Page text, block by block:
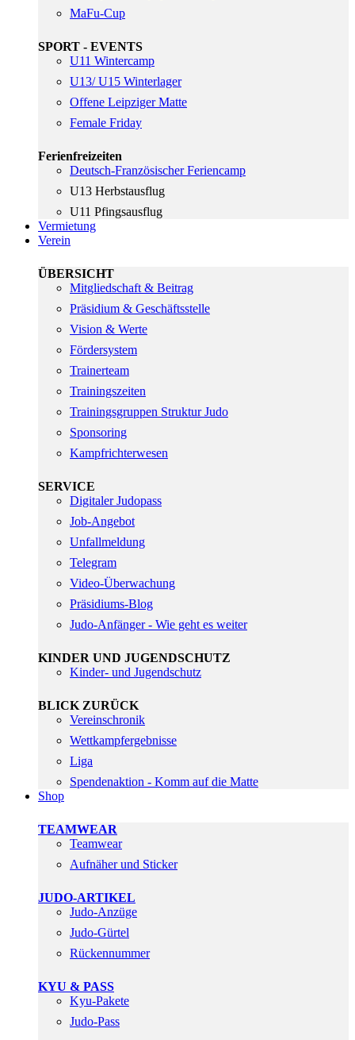
MaFu-Cup
SPORT - EVENTS
U11 Wintercamp
U13/ U15 Winterlager
Offene Leipziger Matte
Female Friday
Ferienfreizeiten
Deutsch-Französischer Feriencamp
U13 Herbstausflug
U11 Pfingsausflug
Vermietung
Verein
ÜBERSICHT
Mitgliedschaft & Beitrag
Präsidium & Geschäftsstelle
Vision & Werte
Fördersystem
Trainerteam
Trainingszeiten
Trainingsgruppen Struktur Judo
Sponsoring
Kampfrichterwesen
SERVICE
Digitaler Judopass
Job-Angebot
Unfallmeldung
Telegram
Video-Überwachung
Präsidiums-Blog
Judo-Anfänger - Wie geht es weiter
KINDER UND JUGENDSCHUTZ
Kinder- und Jugendschutz
BLICK ZURÜCK
Vereinschronik
Wettkampfergebnisse
Liga
Spendenaktion - Komm auf die Matte
Shop
TEAMWEAR
Teamwear
Aufnäher und Sticker
JUDO-ARTIKEL
Judo-Anzüge
Judo-Gürtel
Rückennummer
KYU & PASS
Kyu-Pakete
Judo-Pass